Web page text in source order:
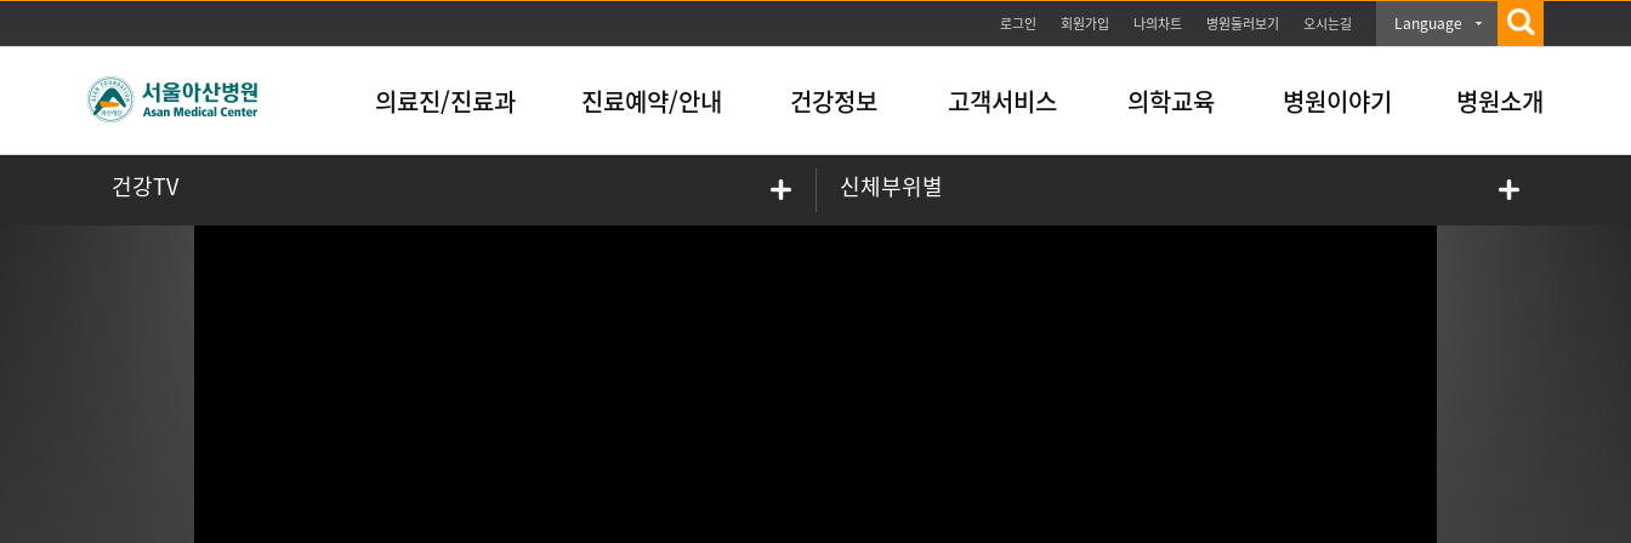
본문바로가기
로그인 회원가입 나의차트 병원둘러보기 오시는길 Language
의료진/진료과 진료예약/안내 건강정보 고객서비스 의학교육 병원이야기 병원소개
건강TV 신체부위별